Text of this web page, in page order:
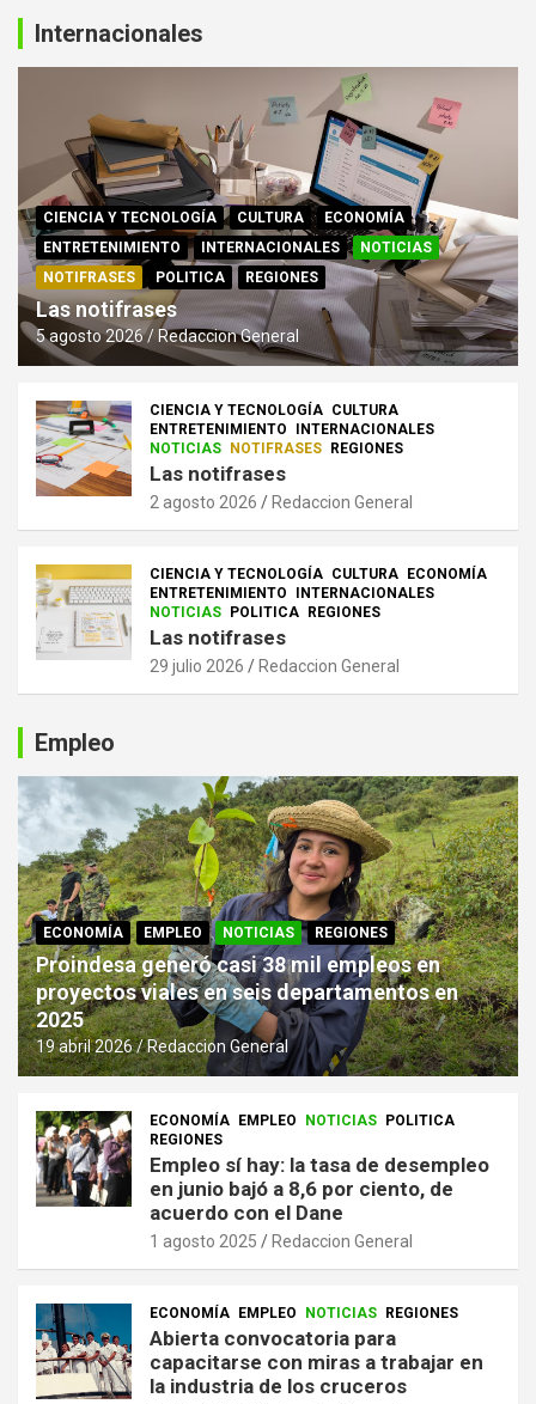
Internacionales
CIENCIA Y TECNOLOGÍA CULTURA
ECONOMÍA
ENTRETENIMIENTO
INTERNACIONALES
NOTICIAS
NOTIFRASES
POLITICA REGIONES
Las notifrases
5 agosto 2026 Redaccion General
CIENCIA Y TECNOLOGÍA CULTURA
ENTRETENIMIENTO
INTERNACIONALES
NOTICIAS
NOTIFRASES REGIONES
Las notifrases
2 agosto 2026 Redaccion General
CIENCIA Y TECNOLOGÍA CULTURA
ECONOMÍA
ENTRETENIMIENTO
INTERNACIONALES
NOTICIAS
POLITICA REGIONES
Las notifrases
29 julio 2026 Redaccion General
Empleo
ECONOMÍA EMPLEO NOTICIAS REGIONES
Proindesa generó casi 38 mil empleos en
proyectos viales en seis departamentos en
2025
19 abril 2026 Redaccion General
ECONOMÍA EMPLEO NOTICIAS
POLITICA
REGIONES
Empleo sí hay: la tasa de desempleo
en junio bajó a 8,6 por ciento, de
acuerdo con el Dane
1 agosto 2025 Redaccion General
ECONOMÍA EMPLEO NOTICIAS REGIONES
Abierta convocatoria para
capacitarse con miras a trabajar en
la industria de los cruceros